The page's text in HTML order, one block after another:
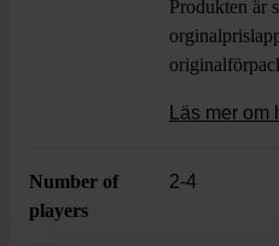
Produkten är
Läs mer
Number of
players
2-4